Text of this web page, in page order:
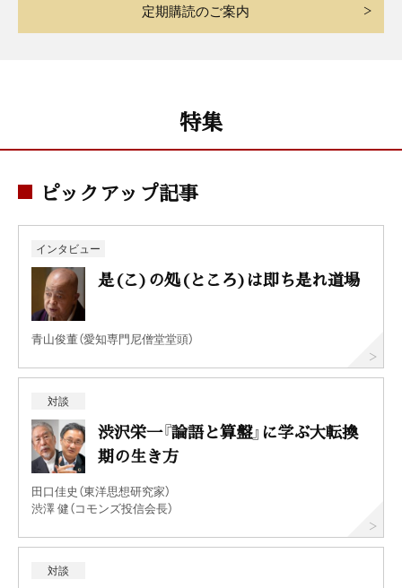
定期購読のご案内
特集
ピックアップ記事
インタビュー
是(こ)の処(ところ)は即ち是れ道場
青山俊董（愛知専門尼僧堂堂頭）
対談
渋沢栄一『論語と算盤』に学ぶ大転換
期の生き方
田口佳史（東洋思想研究家）
渋澤 健（コモンズ投信会長）
対談